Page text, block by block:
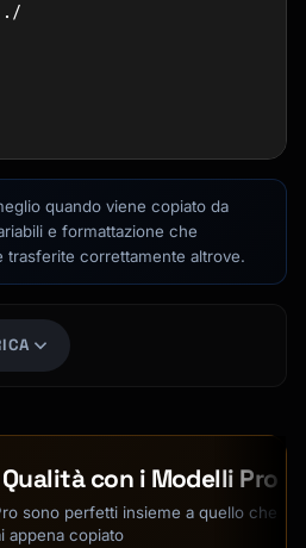
./
/app/dist ./dist
/app/node_modules
index.js"]
quando viene copiato da
e formattazione che
trasferite correttamente altrove.
con i Modelli Pro
sono perfetti insieme a quello che
appena copiato